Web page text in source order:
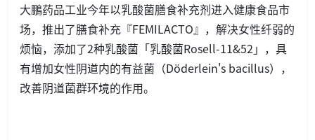
大鵬药品工业今年以乳酸菌膳食补充剂进入健康食品市
场，推出了膳食补充『FEMILACTO』，解决女性纤弱的
烦恼，添加了2种乳酸菌「乳酸菌Rosell-11&52」，具
有增加女性阴道内的有益菌（Döderlein's bacillus），
改善阴道菌群环境的作用。